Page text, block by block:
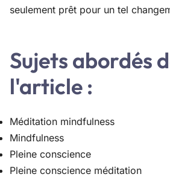
seulement prêt pour un tel
Sujets abordés
l'article :
Méditation mindfulness
Mindfulness
Pleine conscience
Pleine conscience méditation